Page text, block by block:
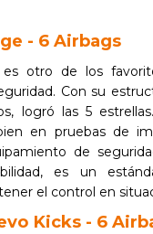
- 6 Airbags
es otro de los
Con su
logró las 5
en pruebas de
de
es un
el control en
Kicks - 6